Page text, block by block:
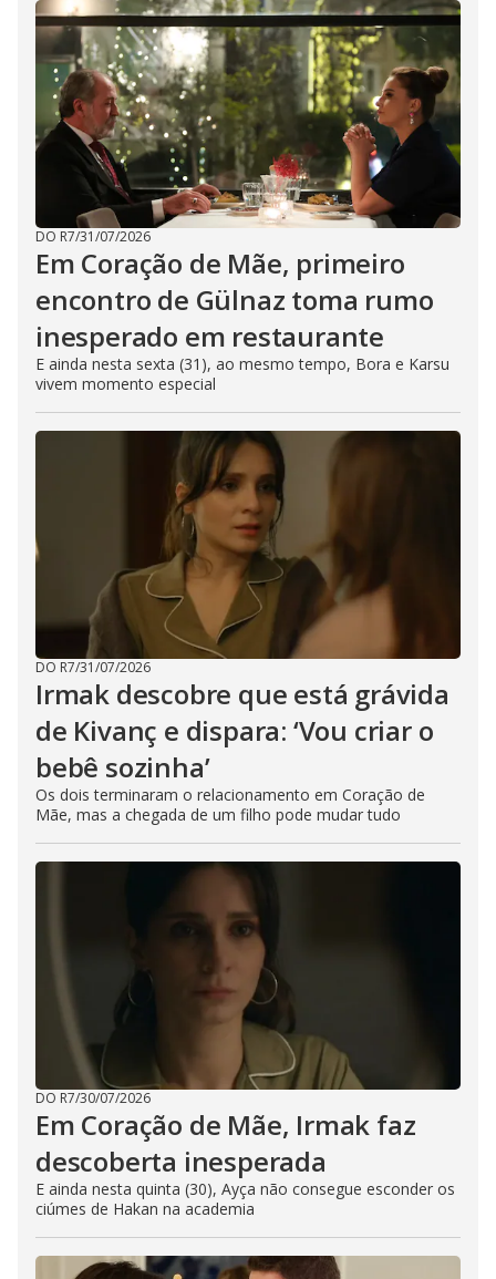
DO R7/31/07/2026
Em Coração de Mãe, primeiro
encontro de Gülnaz toma rumo
inesperado em restaurante
E ainda nesta sexta (31), ao mesmo tempo, Bora e Karsu
vivem momento especial
DO R7/31/07/2026
Irmak descobre que está grávida
de Kivanç e dispara: ‘Vou criar o
bebê sozinha’
Os dois terminaram o relacionamento em Coração de
Mãe, mas a chegada de um filho pode mudar tudo
DO R7/30/07/2026
Em Coração de Mãe, Irmak faz
descoberta inesperada
E ainda nesta quinta (30), Ayça não consegue esconder os
ciúmes de Hakan na academia